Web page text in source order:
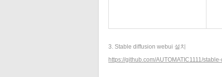
3. Stable diffusion webui 설치
https://github.com/AUTOMATIC1111/